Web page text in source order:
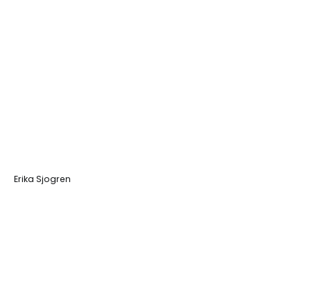
Erika Sjogren